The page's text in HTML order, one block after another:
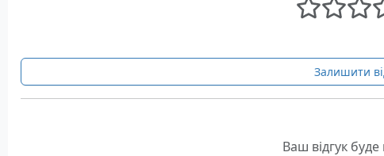
Залишити
Ваш відгук